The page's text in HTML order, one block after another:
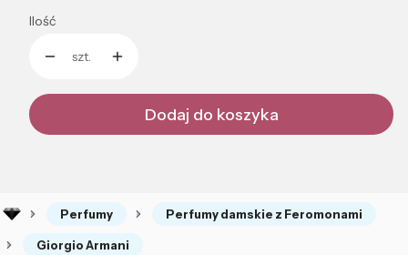
Ilość
szt.
Dodaj do koszyka
Perfumy Perfumy damskie z Feromonami
Giorgio Armani